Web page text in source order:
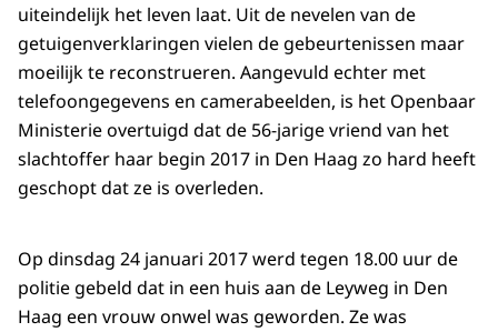
uiteindelijk het leven laat. Uit de nevelen van de
getuigenverklaringen vielen de gebeurtenissen maar
moeilijk te reconstrueren. Aangevuld echter met
telefoongegevens en camerabeelden, is het Openbaar
Ministerie overtuigd dat de 56-jarige vriend van het
slachtoffer haar begin 2017 in Den Haag zo hard heeft
geschopt dat ze is overleden.
Op dinsdag 24 januari 2017 werd tegen 18.00 uur de
politie gebeld dat in een huis aan de Leyweg in Den
Haag een vrouw onwel was geworden. Ze was